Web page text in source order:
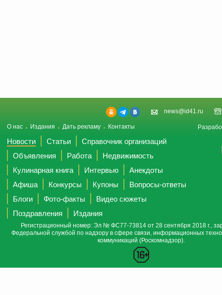
news@id41.ru
О нас Издания Дать рекламу Контакты
Новости Статьи
Справочник организаций
Объявления
Работа
Недвижимость
Кулинарная книга
Интервью
Анекдоты
Афиша
Конкурсы Купоны
Вопросы-ответы
Блоги
Фото-факты
Видео сюжеты
Поздравления
Издания
Регистрационный номер: Эл № ФС77-73814 от 28 сентября 2018 г.,
Федеральной службой по надзору в сфере связи, информационных
коммуникаций (Роскомнадзор).